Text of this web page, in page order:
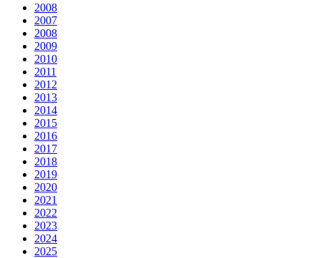
2008
2007
2008
2009
2010
2011
2012
2013
2014
2015
2016
2017
2018
2019
2020
2021
2022
2023
2024
2025